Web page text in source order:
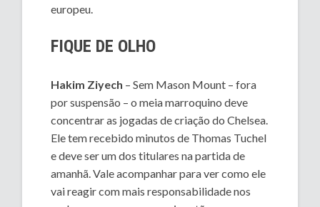
europeu.
FIQUE DE OLHO
Hakim Ziyech – Sem Mason Mount – fora
por suspensão – o meia marroquino deve
concentrar as jogadas de criação do Chelsea.
Ele tem recebido minutos de Thomas Tuchel
e deve ser um dos titulares na partida de
amanhã. Vale acompanhar para ver como ele
vai reagir com mais responsabilidade nos